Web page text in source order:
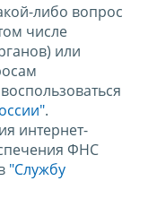
либо вопрос
числе
или
.
интернет-
ФНС
"Службу